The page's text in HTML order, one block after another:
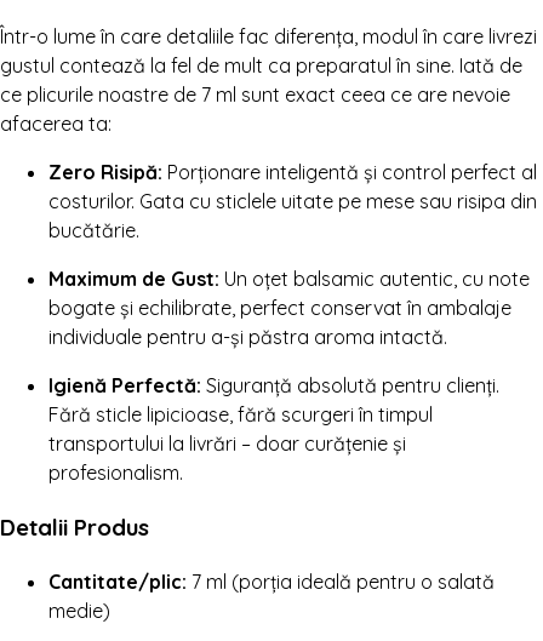
Într-o lume în care detaliile fac diferența, modul în care livrezi
gustul contează la fel de mult ca preparatul în sine. Iată de
ce plicurile noastre de 7 ml sunt exact ceea ce are nevoie
afacerea ta:
Zero Risipă: Porționare inteligentă și control perfect al
costurilor. Gata cu sticlele uitate pe mese sau risipa din
bucătărie.
Maximum de Gust: Un oțet balsamic autentic, cu note
bogate și echilibrate, perfect conservat în ambalaje
individuale pentru a-și păstra aroma intactă.
Igienă Perfectă: Siguranță absolută pentru clienți.
Fără sticle lipicioase, fără scurgeri în timpul
transportului la livrări – doar curățenie și
profesionalism.
Detalii Produs
Cantitate/plic: 7 ml (porția ideală pentru o salată
medie)